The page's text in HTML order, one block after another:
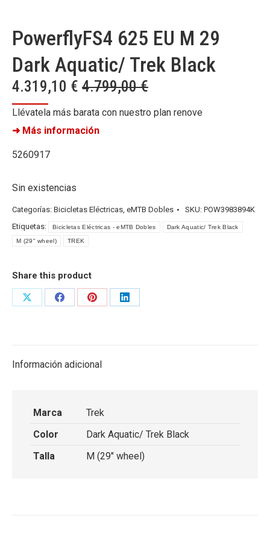
PowerflyFS4 625 EU M 29
Dark Aquatic/ Trek Black
4.319,10 € 4.799,00€
Llévatela más barata con nuestro plan renove
➜ Más información
5260917
Sin existencias
Categorías: Bicicletas Eléctricas, eMTB Dobles SKU: POW3983894K
Etiquetas:
Bicicletas Eléctricas - eMTB Dobles Dark Aquatic/ Trek Black
M (29" wheel) TREK
Share this product
Share
Share
Share
Share
Información adicional
Marca
Trek
Color
Dark Aquatic/ Trek Black
Talla
M (29" wheel)